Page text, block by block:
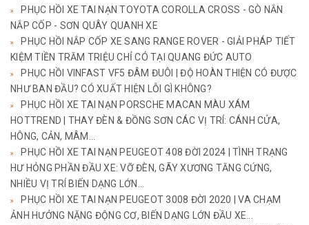
PHỤC HỒI XE TAI NẠN TOYOTA COROLLA CROSS - GÒ NẮN
NẮP CỐP - SƠN QUÂY QUANH XE
PHỤC HỒI NẮP CỐP XE SANG RANGE ROVER - GIẢI PHÁP TIẾT
KIỆM TIỀN TRĂM TRIỆU CHỈ CÓ TẠI QUANG ĐỨC AUTO
PHỤC HỒI VINFAST VF5 ĐÂM ĐUÔI | ĐỘ HOÀN THIỆN CÓ ĐƯỢC
NHƯ BAN ĐẦU? CÓ XUẤT HIỆN LỖI GÌ KHÔNG?
PHỤC HỒI XE TAI NẠN PORSCHE MACAN MÀU XÁM
HOTTREND | THAY ĐÈN & ĐỒNG SƠN CÁC VỊ TRÍ: CÁNH CỬA,
HÔNG, CẢN, MÂM...
PHỤC HỒI XE TAI NẠN PEUGEOT 408 ĐỜI 2024 | TÌNH TRẠNG
HƯ HỎNG PHẦN ĐẦU XE: VỠ ĐÈN, GÃY XƯƠNG TĂNG CỨNG,
NHIỀU VỊ TRÍ BIẾN DẠNG LỚN...
PHỤC HỒI XE TAI NẠN PEUGEOT 3008 ĐỜI 2020 | VA CHẠM
ẢNH HƯỞNG NẶNG ĐỘNG CƠ, BIẾN DẠNG LỚN ĐẦU XE...